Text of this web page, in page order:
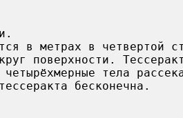
в метрах в четвертой
поверхности.
тела
бесконечна.